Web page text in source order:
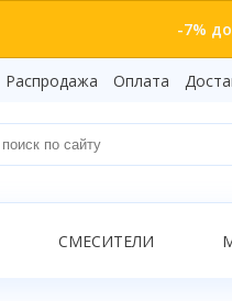
-7%
Распродажа Оплата
СМЕСИТЕЛИ